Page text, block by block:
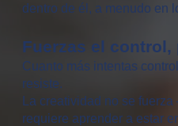
dentro de él, a menudo en
Fuerzas el
Cuanto más intentas
resiste.
La creatividad no se
requiere aprender a estar